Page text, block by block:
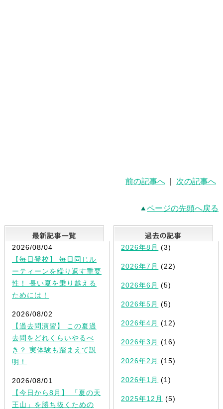
前の記事へ 次の記事へ
ページの先頭へ戻る
最新記事一覧
2026/08/04
【毎日登校】 毎日同じル
ーティーンを繰り返す重要
性！ 長い夏を乗り越える
ためには！
2026/08/02
【過去問演習】 この夏過
去問をどれくらいやるべ
き？ 実体験も踏まえて説
明！
2026/08/01
【今日から8月】 「夏の天
王山」を勝ち抜くための
2026年8月 (3)
2026年7月 (22)
2026年6月 (5)
2026年5月 (5)
2026年4月 (12)
2026年3月 (16)
2026年2月 (15)
2026年1月 (1)
2025年12月 (5)